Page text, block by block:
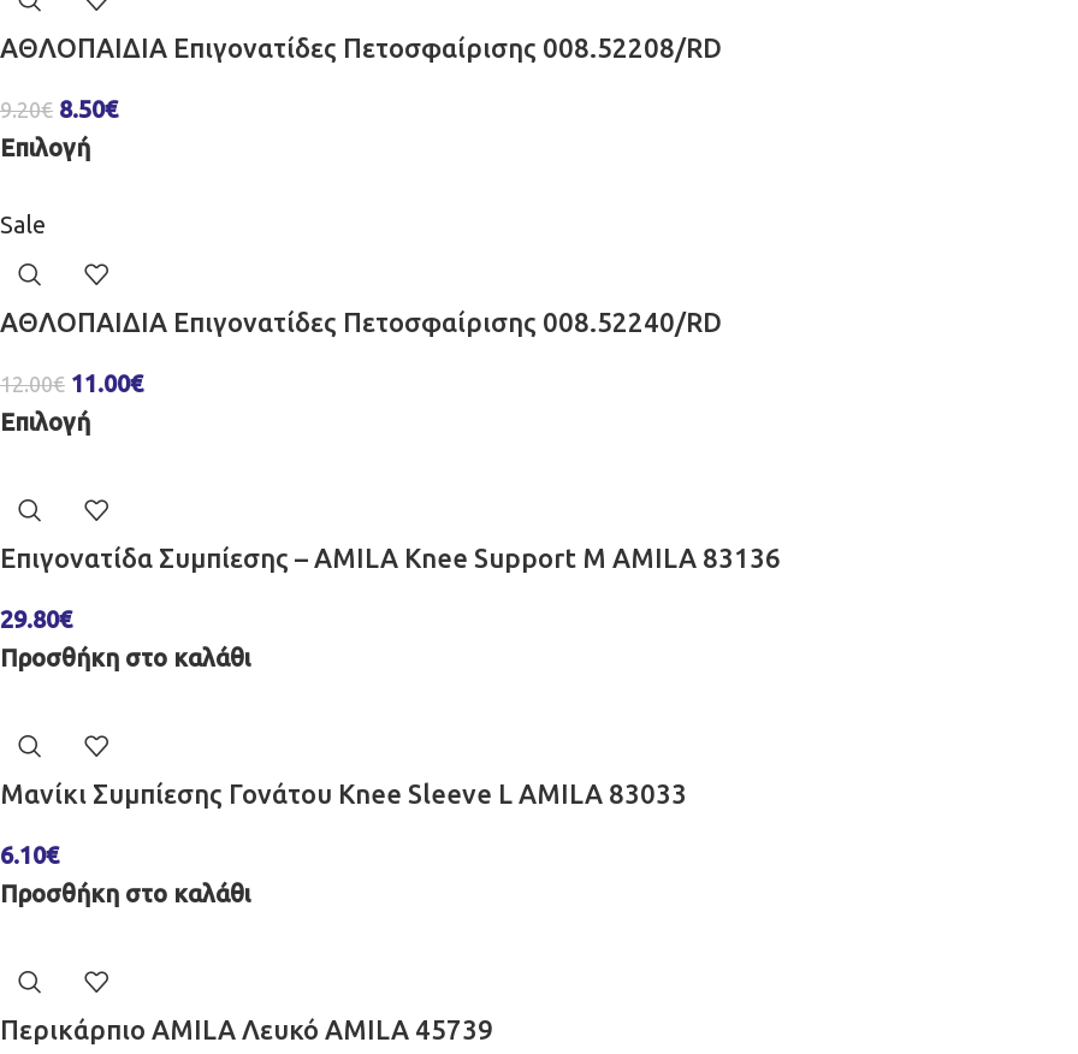
ΑΘΛΟΠΑΙΔΙΑ Επιγονατίδες Πετοσφαίρισης 008.52208/RD
9.20€ 8.50€
Επιλογή
Sale
ΑΘΛΟΠΑΙΔΙΑ Επιγονατίδες Πετοσφαίρισης 008.52240/RD
12.00€ 11.00€
Επιλογή
Επιγονατίδα Συμπίεσης – AMILA Knee Support M AMILA 83136
29.80€
Προσθήκη στο καλάθι
Μανίκι Συμπίεσης Γονάτου Knee Sleeve L AMILA 83033
6.10€
Προσθήκη στο καλάθι
Περικάρπιο AMILA Λευκό AMILA 45739